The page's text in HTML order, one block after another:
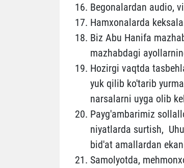
Begonalardan audio,
Hamxonalarda
Biz Abu Hanifa
mazhabdagi
Hozirgi vaqtda
yuk qilib ko'tarib
narsalarni uyga olib
Payg'ambarimiz
niyatlarda surtish,
bid'at amallardan
Samolyotda,